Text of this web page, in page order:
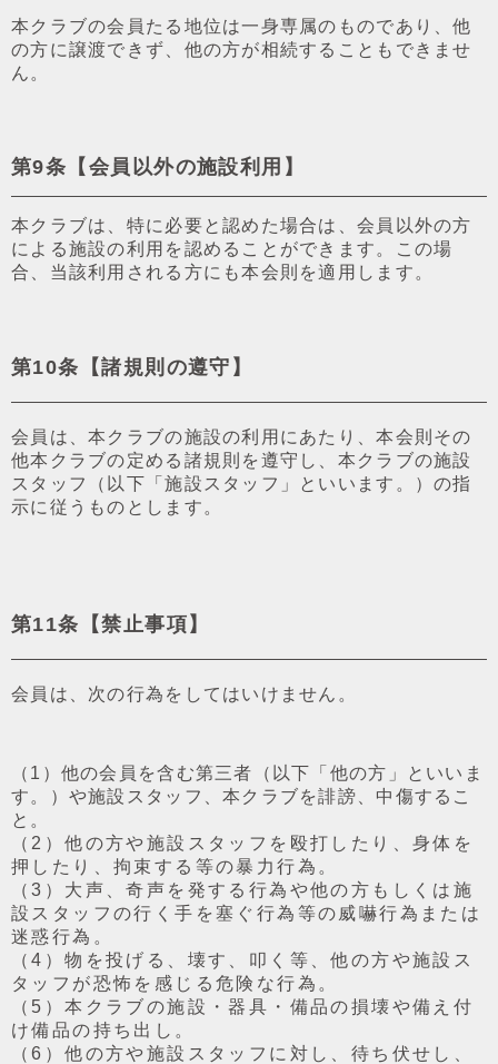
本クラブの会員たる地位は⼀⾝専属のものであり、他
の⽅に譲渡できず、他の⽅が相続することもできませ
ん。
第9条【会員以外の施設利⽤】
本クラブは、特に必要と認めた場合は、会員以外の⽅
による施設の利⽤を認めることができます。この場
合、当該利⽤される⽅にも本会則を適⽤します。
第10条【諸規則の遵守】
会員は、本クラブの施設の利⽤にあたり、本会則その
他本クラブの定める諸規則を遵守し、本クラブの施設
スタッフ（以下「施設スタッフ」といいます。）の指
⽰に従うものとします。
第11条【禁⽌事項】
会員は、次の⾏為をしてはいけません。
（1）他の会員を含む第三者（以下「他の⽅」といいま
す。）や施設スタッフ、本クラブを誹謗、中傷するこ
と。
（2）他の⽅や施設スタッフを殴打したり、⾝体を
押したり、拘束する等の暴⼒⾏為。
（3）⼤声、奇声を発する⾏為や他の⽅もしくは施
設スタッフの⾏く⼿を塞ぐ⾏為等の威嚇⾏為または
迷惑⾏為。
（4）物を投げる、壊す、叩く等、他の⽅や施設ス
タッフが恐怖を感じる危険な⾏為。
（5）本クラブの施設・器具・備品の損壊や備え付
け備品の持ち出し。
（6）他の⽅や施設スタッフに対し、待ち伏せし、